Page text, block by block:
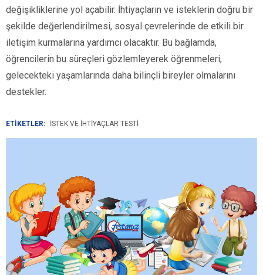
değişikliklerine yol açabilir. İhtiyaçların ve isteklerin doğru bir
şekilde değerlendirilmesi, sosyal çevrelerinde de etkili bir
iletişim kurmalarına yardımcı olacaktır. Bu bağlamda,
öğrencilerin bu süreçleri gözlemleyerek öğrenmeleri,
gelecekteki yaşamlarında daha bilinçli bireyler olmalarını
destekler.
ETİKETLER: İSTEK VE İHTIYAÇLAR TESTI